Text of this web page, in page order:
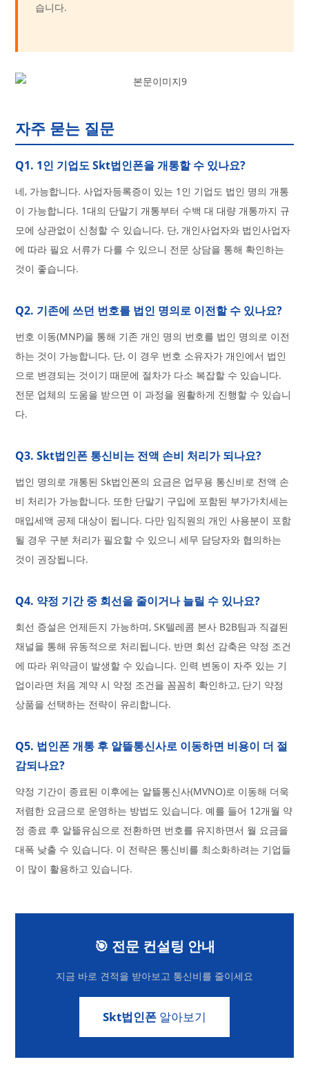
습니다.
자주 묻는 질문
Q1. 1인 기업도 Skt법인폰을 개통할 수 있나요?
네, 가능합니다. 사업자등록증이 있는 1인 기업도 법인 명의 개통
이 가능합니다. 1대의 단말기 개통부터 수백 대 대량 개통까지 규
모에 상관없이 신청할 수 있습니다. 단, 개인사업자와 법인사업자
에 따라 필요 서류가 다를 수 있으니 전문 상담을 통해 확인하는
것이 좋습니다.
Q2. 기존에 쓰던 번호를 법인 명의로 이전할 수 있나요?
번호 이동(MNP)을 통해 기존 개인 명의 번호를 법인 명의로 이전
하는 것이 가능합니다. 단, 이 경우 번호 소유자가 개인에서 법인
으로 변경되는 것이기 때문에 절차가 다소 복잡할 수 있습니다.
전문 업체의 도움을 받으면 이 과정을 원활하게 진행할 수 있습니
다.
Q3. Skt법인폰 통신비는 전액 손비 처리가 되나요?
법인 명의로 개통된 Sk법인폰의 요금은 업무용 통신비로 전액 손
비 처리가 가능합니다. 또한 단말기 구입에 포함된 부가가치세는
매입세액 공제 대상이 됩니다. 다만 임직원의 개인 사용분이 포함
될 경우 구분 처리가 필요할 수 있으니 세무 담당자와 협의하는
것이 권장됩니다.
Q4. 약정 기간 중 회선을 줄이거나 늘릴 수 있나요?
회선 증설은 언제든지 가능하며, SK텔레콤 본사 B2B팀과 직결된
채널을 통해 유동적으로 처리됩니다. 반면 회선 감축은 약정 조건
에 따라 위약금이 발생할 수 있습니다. 인력 변동이 자주 있는 기
업이라면 처음 계약 시 약정 조건을 꼼꼼히 확인하고, 단기 약정
상품을 선택하는 전략이 유리합니다.
Q5. 법인폰 개통 후 알뜰통신사로 이동하면 비용이 더 절
감되나요?
약정 기간이 종료된 이후에는 알뜰통신사(MVNO)로 이동해 더욱
저렴한 요금으로 운영하는 방법도 있습니다. 예를 들어 12개월 약
정 종료 후 알뜰유심으로 전환하면 번호를 유지하면서 월 요금을
대폭 낮출 수 있습니다. 이 전략은 통신비를 최소화하려는 기업들
이 많이 활용하고 있습니다.
🎯 전문 컨설팅 안내
지금 바로 견적을 받아보고 통신비를 줄이세요
Skt법인폰 알아보기